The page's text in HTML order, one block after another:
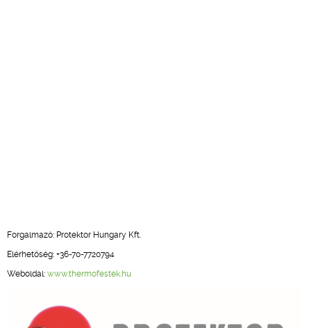
Forgalmazó: Protektor Hungary Kft.
Elérhetőség: +36-70-7720794
Weboldal: www.thermofestek.hu